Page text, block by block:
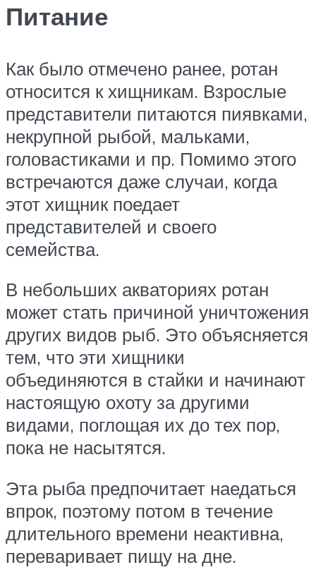
Питание
Как было отмечено ранее, ротан
относится к хищникам. Взрослые
представители питаются пиявками,
некрупной рыбой, мальками,
головастиками и пр. Помимо этого
встречаются даже случаи, когда
этот хищник поедает
представителей и своего
семейства.
В небольших акваториях ротан
может стать причиной уничтожения
других видов рыб. Это объясняется
тем, что эти хищники
объединяются в стайки и начинают
настоящую охоту за другими
видами, поглощая их до тех пор,
пока не насытятся.
Эта рыба предпочитает наедаться
впрок, поэтому потом в течение
длительного времени неактивна,
переваривает пищу на дне.